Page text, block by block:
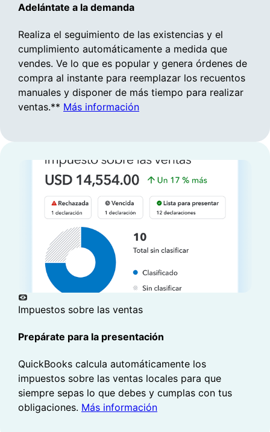
CLIENTES
Construye tu canal de ventas
Gérez les clients potentiels et les
Más información
Explorez vos données plus en détail
Ayez toujours votre situation financière
complète à portée de main au même endroit.
Intuit Intelligence fournit des indications,
Adelántate a la demanda
Realiza el seguimiento de las existencias y el
cumplimiento automáticamente a medida que
vendes. Ve lo que es popular y genera órdenes de
compra al instante para reemplazar los recuentos
manuales y disponer de más tiempo para realizar
ventas.** Más información
Impuestos sobre las ventas
Prepárate para la presentación
QuickBooks calcula automáticamente los
impuestos sobre las ventas locales para que
siempre sepas lo que debes y cumplas con tus
obligaciones. Más información